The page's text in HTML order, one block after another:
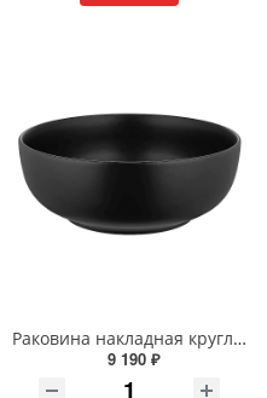
Раковина накладная круглая Wonzon & Woghand ERIE WW-RN4076-MB черная матовая
9 190 ₽